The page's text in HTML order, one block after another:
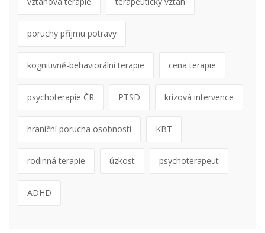
poruchy příjmu potravy
kognitivně-behaviorální terapie cena terapie
psychoterapie ČR PTSD krizová intervence
hraniční porucha osobnosti KBT
rodinná terapie úzkost psychoterapeut
ADHD